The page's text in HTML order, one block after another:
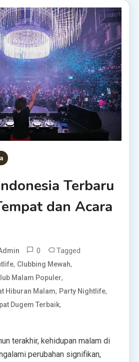
Terbaru
dan Acara
0 Tagged
, Clubbing Mewah,
Malam Populer,
Hiburan Malam, Party Nightlife,
Dugem Terbaik,
terakhir, kehidupan malam di
perubahan signifikan,